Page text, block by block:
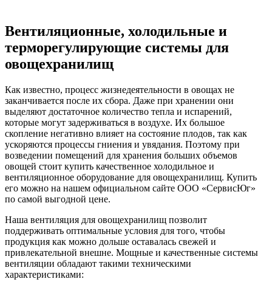
Вентиляционные, холодильные и
терморегулирующие системы для
овощехранилищ
Как известно, процесс жизнедеятельности в овощах не
заканчивается после их сбора. Даже при хранении они
выделяют достаточное количество тепла и испарений,
которые могут задерживаться в воздухе. Их большое
скопление негативно влияет на состояние плодов, так как
ускоряются процессы гниения и увядания. Поэтому при
возведении помещений для хранения больших объемов
овощей стоит купить качественное холодильное и
вентиляционное оборудование для овощехранилищ. Купить
его можно на нашем официальном сайте ООО «СервисЮг»
по самой выгодной цене.
Наша вентиляция для овощехранилищ позволит
поддерживать оптимальные условия для того, чтобы
продукция как можно дольше оставалась свежей и
привлекательной внешне. Мощные и качественные системы
вентиляции обладают такими техническими
характеристиками: